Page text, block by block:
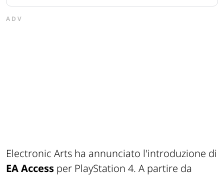
ADV
Electronic Arts ha annunciato l'introduzione di
EA Access per PlayStation 4. A partire da